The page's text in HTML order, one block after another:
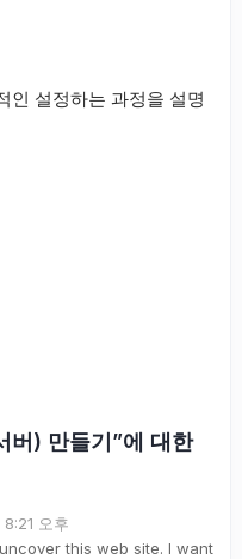
인 설정하는 과정을 설명
) 만들기”에 대한
오후
this web site. I want